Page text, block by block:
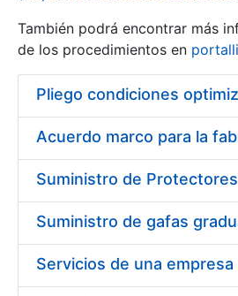
También podrá encontrar más
de los procedimientos en